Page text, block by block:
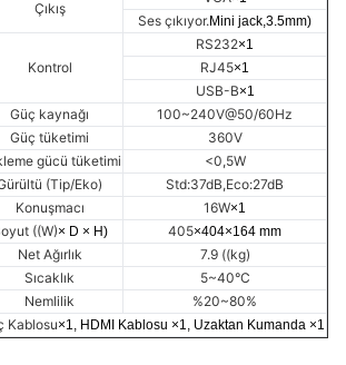
Çıkış
Ses çıkıyor.Mini jack,3.5mm)
Kontrol
RS232×1
RJ45×1
USB-B×1
Güç kaynağı
100~240V@50/60Hz
Güç tüketimi
360V
gücü tüketimi
<0,5W
(Tip/Eko)
Std:37dB,Eco:27dB
Konuşmacı
16W×1
((W)× D × H) 405×404×164 mm
Net Ağırlık 7.9 ((kg)
Sıcaklık
5~40°C
Nemlilik
%20~80%
Kablosu×1, HDMI Kablosu ×1, Uzaktan Kumanda ×1